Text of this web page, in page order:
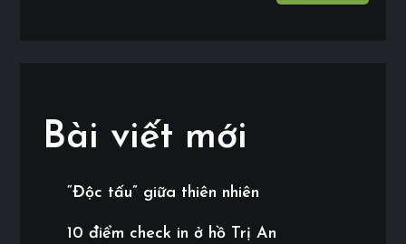
Bài viết mới
“Độc tấu” giữa thiên nhiên
10 điểm check in ở hồ Trị An